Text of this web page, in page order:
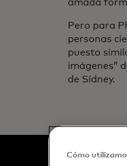
amada
Pero para
personas
puesto
imágenes”
de Sídney.
Cómo